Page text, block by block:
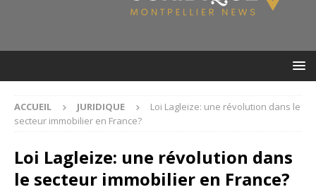
ACCUEIL JURIDIQUE
Loi Lagleize: une révolution dans le
secteur immobilier en France?
Loi Lagleize: une révolution dans
le secteur immobilier en France?